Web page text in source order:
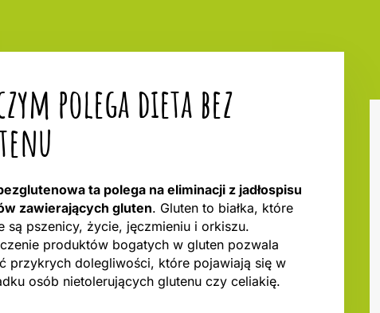
polega dieta bez
ta polega na eliminacji z jadłospisu
zawierających gluten. Gluten to białka, które
są pszenicy, życie, jęczmieniu i orkiszu.
produktów bogatych w gluten pozwala
przykrych dolegliwości, które pojawiają się w
osób nietolerujących glutenu czy celiakię.